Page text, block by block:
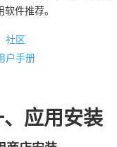
件推荐。
社区
户手册
、应用安装